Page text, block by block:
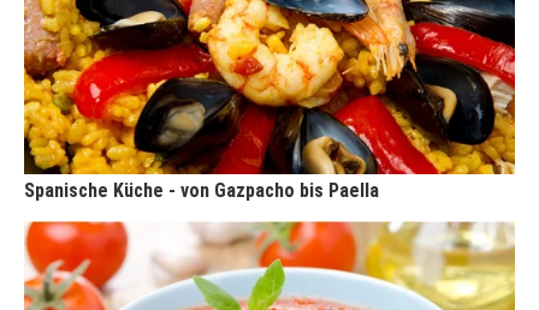
Spanische Küche - von Gazpacho bis Paella